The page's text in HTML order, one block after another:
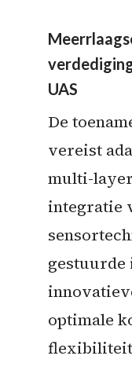
UAS
De
vereist
multi-
integratie
gestuurde
optimale